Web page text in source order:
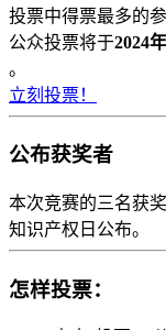
投票中得票最多的参
公众投票将于2024
。
立刻投票！
公布获奖者
本次竞赛的三名获
知识产权日公布。
怎样投票：